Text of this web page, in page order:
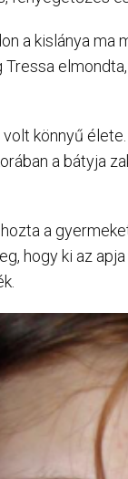
a kislánya ma
Tressa
volt könnyű
a bátyja
a
hogy ki az